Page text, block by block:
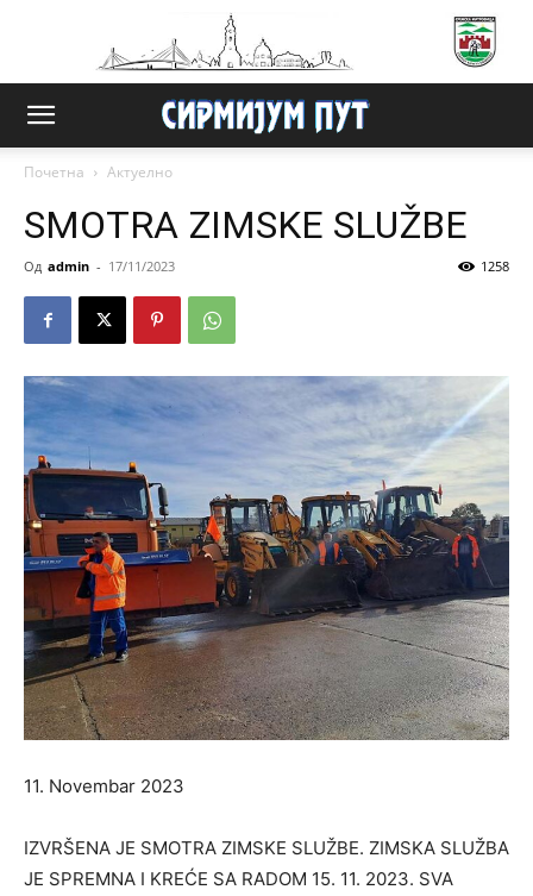
Почетна Актуелно
SMOTRA ZIMSKE SLUŽBE
Од admin - 17/11/2023 1258
11. Novembar 2023
IZVRŠENA JE SMOTRA ZIMSKE SLUŽBE. ZIMSKA SLUŽBA
JE SPREMNA I KREĆE SA RADOM 15. 11. 2023. SVA